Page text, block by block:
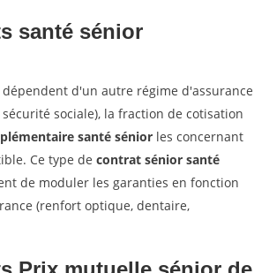
santé sénior
d'un autre régime d'assurance
sociale), la fraction de cotisation
santé sénior les concernant
Ce type de contrat sénior santé
de moduler les garanties en fonction
(renfort optique, dentaire,